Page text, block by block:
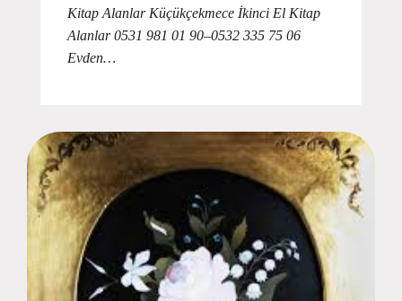
Kitap Alanlar Küçükçekmece İkinci El Kitap
Alanlar 0531 981 01 90–0532 335 75 06
Evden…